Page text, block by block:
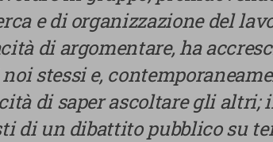
partie di organizzazione del
di argomentare, ha
stessi e,
di saper ascoltare gli altri;
di un dibattito pubblico su